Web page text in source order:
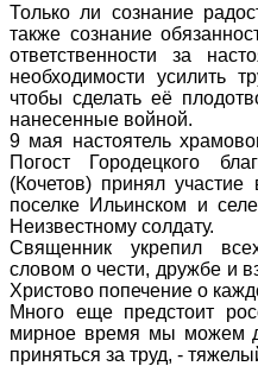
Только ли сознание
также сознание
ответственности за
необходимости усилить
чтобы сделать её
нанесенные войной.
9 мая настоятель
Погост Городецкого
(Кочетов) принял
поселке Ильинском и
Неизвестному солдату.
Священник укрепил
словом о чести, дружбе и
Христово попечение о
Много еще предстоит
мирное время мы можем
приняться за труд, -